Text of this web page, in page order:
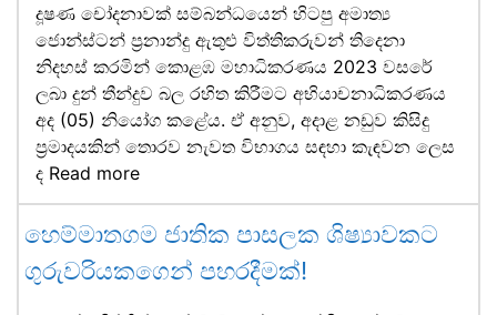
දූෂණ චෝදනාවක් සම්බන්ධයෙන් හිටපු අමාත්‍ය
ජොන්ස්ටන් ප්‍රනාන්දු ඇතුළු විත්තිකරුවන් තිදෙනා
නිදහස් කරමින් කොළඹ මහාධිකරණය 2023 වසරේ
ලබා දුන් තීන්දුව බල රහිත කිරීමට අභියාචනාධිකරණය
අද (05) නියෝග කළේය. ඒ අනුව, අදාළ නඩුව කිසිදු
ප්‍රමාදයකින් තොරව නැවත විභාගය සඳහා කැඳවන ලෙස
ද Read more
හෙම්මාතගම ජාතික පාසලක ශිෂ්‍යාවකට
ගුරුවරියකගෙන් පහරදීමක්!